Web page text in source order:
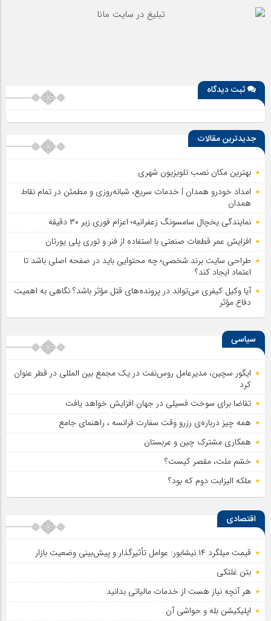
ثبت دیدگاه
جدیدترین مقالات
بهترین مکان نصب تلویزیون شهری
امداد خودرو همدان | خدمات سریع، شبانه‌روزی و مطمئن در تمام نقاط
همدان
نمایندگی یخچال سامسونگ زعفرانیه؛ اعزام فوری زیر ۳۰ دقیقه
افزایش عمر قطعات صنعتی با استفاده از فنر و توری پلی یورتان
طراحی سایت برند شخصی؛ چه محتوایی باید در صفحه اصلی باشد تا
اعتماد ایجاد کند؟
آیا وکیل کیفری می‌تواند در پرونده‌های قتل مؤثر باشد؟ نگاهی به اهمیت
دفاع مؤثر
سیاسی
ایگور سچین، مدیرعامل روس‌نفت در یک مجمع بین المللی در قطر عنوان
کرد
تقاضا برای سوخت فسیلی در جهان افزایش خواهد یافت
همه چیز درباره‌ی رزرو وقت سفارت فرانسه ، راهنمای جامع
همکاری مشترک چین و عربستان
خشم ملت، مقصر کیست؟
ملکه الیزابت دوم که بود؟
اقتصادی
قیمت میلگرد ۱۴ نیشابور: عوامل تأثیرگذار و پیش‌بینی وضعیت بازار
بتن غلتکی
هر آنچه نیاز هست از خدمات مالیاتی بدانید
اپلیکیشن بله و حواشی آن